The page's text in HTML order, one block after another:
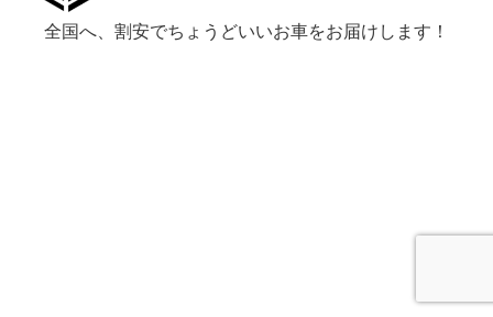
全国へ、割安でちょうどいいお車をお届けします！